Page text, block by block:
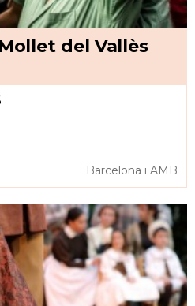
del Vallès
Barcelona i AMB